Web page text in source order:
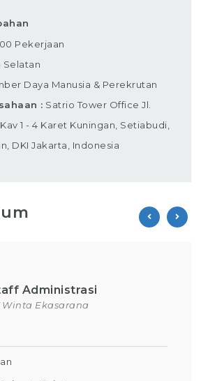
Pekerjaan
Selatan
Daya Manusia & Perekrutan
Satrio Tower Office Jl.
1 - 4 Karet Kuningan, Setiabudi,
DKI Jakarta, Indonesia
Administrasi
Winta Ekasarana